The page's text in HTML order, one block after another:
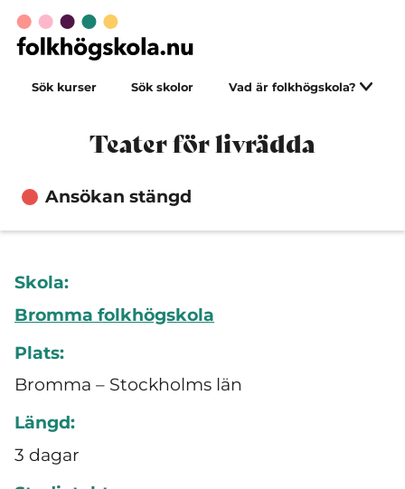
Sök kurser Sök skolor Vad är folkhögskola?
Teater för livrädda
Ansökan stängd
Skola:
Bromma folkhögskola
Plats:
Bromma – Stockholms län
Längd:
3 dagar